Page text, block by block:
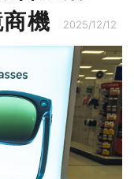
機
2025/12/12